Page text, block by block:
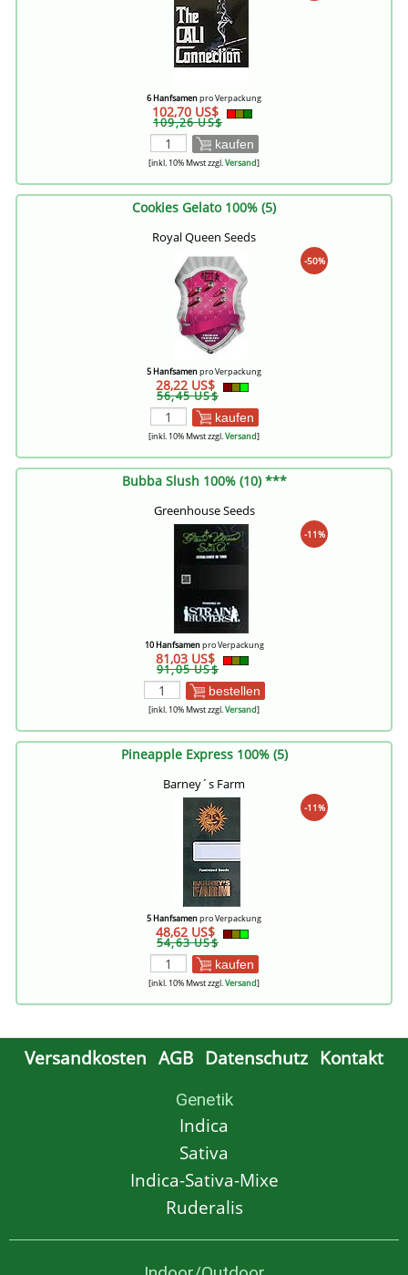
6 Hanfsamenpro Verpackung
102,70 US$
109,26 US$
kaufen
[inkl. 10% Mwst zzgl.Versand]
Cookies Gelato 100% (5)
Royal Queen Seeds
-50%
5 Hanfsamenpro Verpackung
28,22 US$
56,45 US$
kaufen
[inkl. 10% Mwst zzgl.Versand]
Bubba Slush 100% (10) ***
Greenhouse Seeds
-11%
10 Hanfsamenpro Verpackung
81,03 US$
91,05 US$
bestellen
[inkl. 10% Mwst zzgl.Versand]
Pineapple Express 100% (5)
Barney´s Farm
-11%
5 Hanfsamenpro Verpackung
48,62 US$
54,63 US$
kaufen
[inkl. 10% Mwst zzgl.Versand]
Versandkosten AGB Datenschutz Kontakt
Genetik
Indica
Sativa
Indica-Sativa-Mixe
Ruderalis